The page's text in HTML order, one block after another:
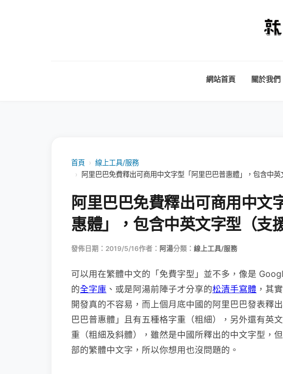
網站首頁 關於我們
首頁 › 線上工具/服務
›
阿里巴巴免費釋出可商用中文字型「阿里巴巴普惠體」，包含中英
阿里巴巴免費釋出可商用中文
惠體」，包含中英文字型（支
發佈日期：2019/5/16作者： 阿湯分類： 線上工具/服務
可以用在繁體中文的「免費字型」並不多，像是
的全字庫 、或是阿湯前陣子才分享的松清手寫體 ，其
開發真的不容易，而上個月底中國的阿里巴巴發表釋
巴巴普惠體」且有五種格字重（粗細），另外還有英
重（粗細及斜體），雖然是中國所釋出的中文字型，
部的繁體中文字，所以你想用也沒問題的。